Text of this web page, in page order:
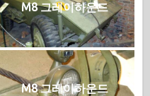
M8 그레이하운드
M8 그레이하운드